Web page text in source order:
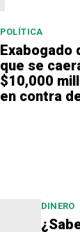
POLÍTICA
Exabogado
que se
$10,000
en contra
DINERO